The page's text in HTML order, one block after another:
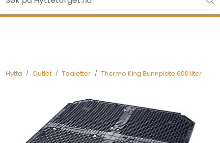
Skip to main contentUt på tur i sommer? Sjekk her først
Hytta Outlet Toaletter Thermo King Bunnplate 600 liter
Tilbake